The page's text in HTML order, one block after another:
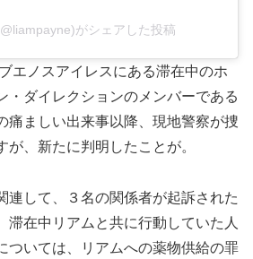
がシェアした投稿
エノスアイレスにある滞在中のホ
・ダイレクションのメンバーである
痛ましい出来事以降、現地警察が捜
、新たに判明したことが。
連して、３名の関係者が起訴された
滞在中リアムと共に行動していた人
ついては、リアムへの薬物供給の罪